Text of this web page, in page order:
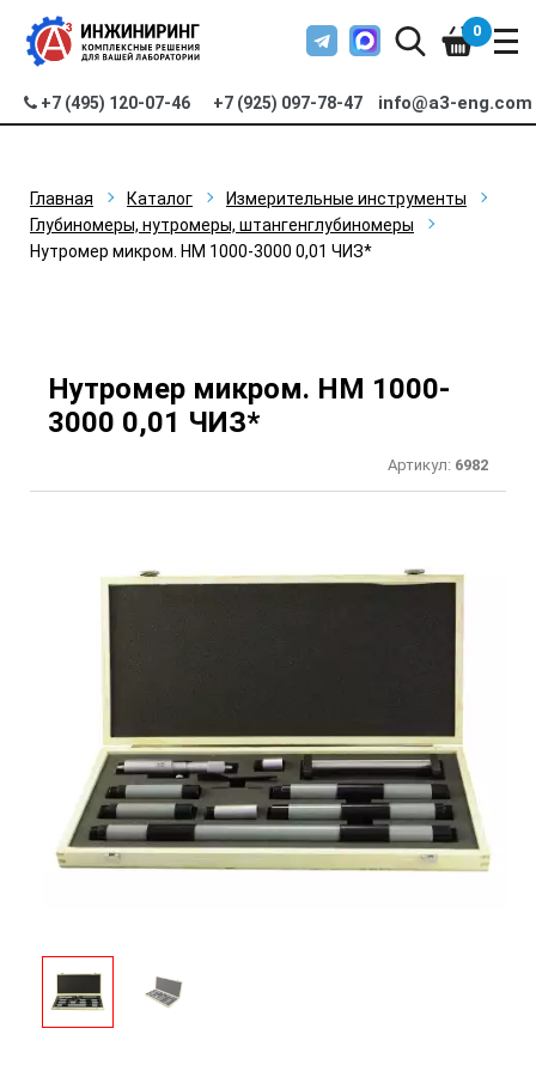
+7 (495) 120-07-46 +7 (925) 097-78-47 info@a3-eng.com
0
Главная Каталог
Измерительные инструменты
Глубиномеры, нутромеры, штангенглубиномеры
Нутромер микром. НМ 1000-3000 0,01 ЧИЗ*
Нутромер микром. НМ 1000-
3000 0,01 ЧИЗ*
Артикул: 6982